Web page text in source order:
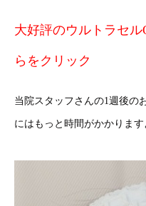
大好評のウルトラセ
らをクリック
当院スタッフさんの1週後の
にはもっと時間がかかります